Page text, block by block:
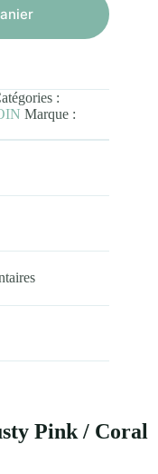
:
Marque :
Pink / Coral